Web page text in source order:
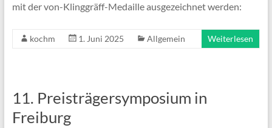
mit der von-Klinggräff-Medaille ausgezeichnet werden:
kochm 1. Juni 2025 Allgemein Weiterlesen
11. Preisträgersymposium in
Freiburg